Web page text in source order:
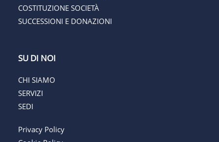
COSTITUZIONE SOCIETÀ
SUCCESSIONI E DONAZIONI
SU DI NOI
CHI SIAMO
SERVIZI
SEDI
Privacy Policy